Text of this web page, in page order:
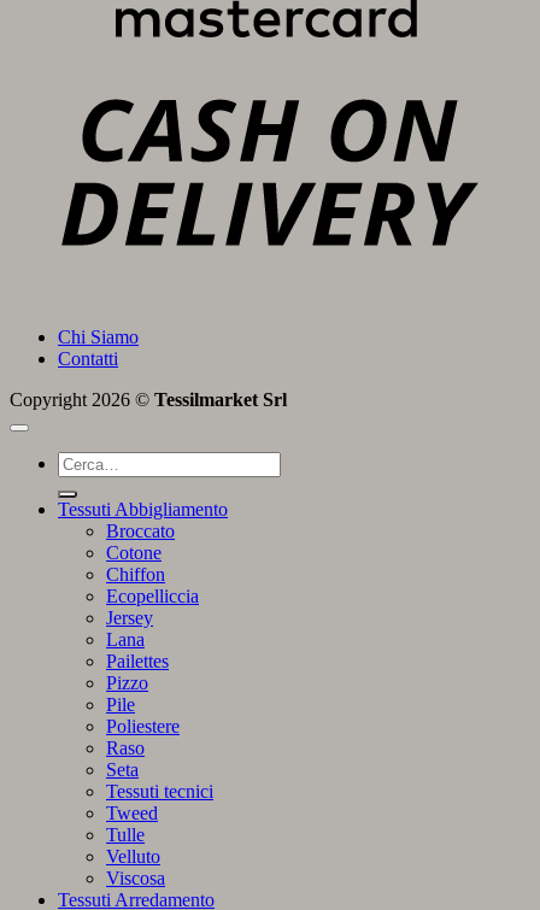
Chi Siamo
Contatti
Copyright 2026 © Tessilmarket Srl
Cerca:
Tessuti Abbigliamento
Broccato
Cotone
Chiffon
Ecopelliccia
Jersey
Lana
Pailettes
Pizzo
Pile
Poliestere
Raso
Seta
Tessuti tecnici
Tweed
Tulle
Velluto
Viscosa
Tessuti Arredamento